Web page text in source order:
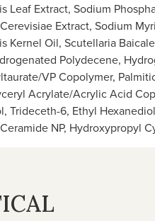
Leaf Extract, Sodium
Extract, Sodium
Kernel Oil, Scutellaria
Polydecene,
VP Copolymer,
Acrylate/Acrylic Acid
Trideceth-6, Ethyl
NP, Hydroxypropyl